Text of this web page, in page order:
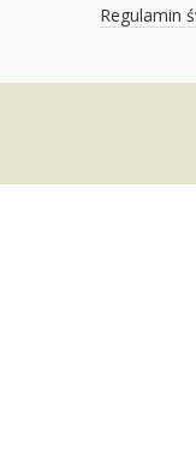
Regulamin